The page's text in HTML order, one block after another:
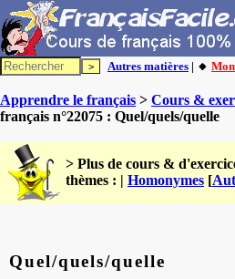
Autres matières | 🔸
Apprendre le français > Cours &
français n°22075 : Quel/quels/quelle
> Plus de cours &
thèmes : | Homonymes [
Quel/quels/quelle